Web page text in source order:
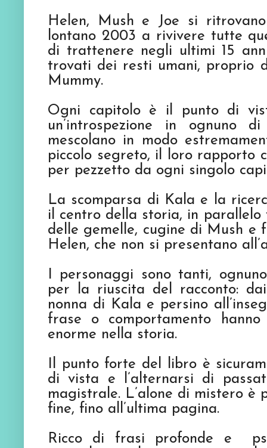
Helen, Mush e Joe si
lontano 2003 a rivivere tutte
di trattenere negli ultimi 15
trovati dei resti umani, proprio
Mummy.
Ogni capitolo è il punto di
un’introspezione in ognuno
mescolano in modo
piccolo segreto, il loro rapporto
per pezzetto da ogni singolo
La scomparsa di Kala e la
il centro della storia, in
delle gemelle, cugine di Mush
Helen, che non si presentano
I personaggi sono tanti,
per la riuscita del racconto:
nonna di Kala e persino
frase o comportamento
enorme nella storia.
Il punto forte del libro è
di vista e l’alternarsi di
magistrale. L’alone di mistero
fine, fino all’ultima pagina.
Ricco di frasi profonde e